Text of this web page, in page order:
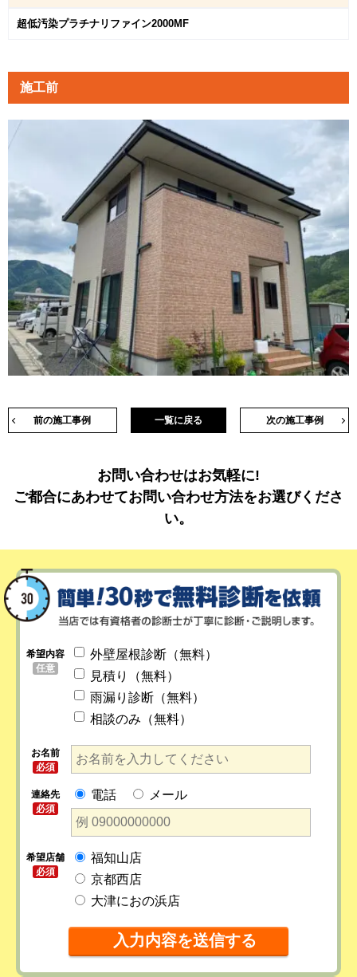
超低汚染プラチナリファイン2000MF
施工前
前の施工事例 次の施工事例
一覧に戻る
お問い合わせはお気軽に!
ご都合にあわせてお問い合わせ方法をお選びくださ
い。
希望内容
任意
外壁屋根診断（無料）
見積り（無料）
雨漏り診断（無料）
相談のみ（無料）
お名前
必須
連絡先
必須
電話 メール
希望店舗
必須
福知山店
京都西店
大津におの浜店